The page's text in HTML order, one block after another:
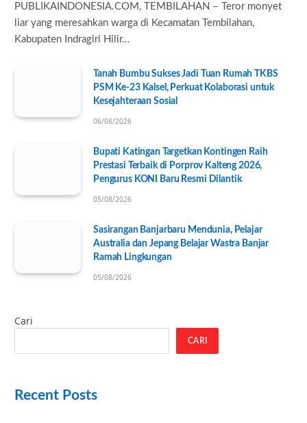
PUBLIKAINDONESIA.COM, TEMBILAHAN – Teror monyet
liar yang meresahkan warga di Kecamatan Tembilahan,
Kabupaten Indragiri Hilir…
Tanah Bumbu Sukses Jadi Tuan Rumah TKBS
PSM Ke-23 Kalsel, Perkuat Kolaborasi untuk
Kesejahteraan Sosial
06/08/2026
Bupati Katingan Targetkan Kontingen Raih
Prestasi Terbaik di Porprov Kalteng 2026,
Pengurus KONI Baru Resmi Dilantik
05/08/2026
Sasirangan Banjarbaru Mendunia, Pelajar
Australia dan Jepang Belajar Wastra Banjar
Ramah Lingkungan
05/08/2026
Cari
CARI
Recent Posts